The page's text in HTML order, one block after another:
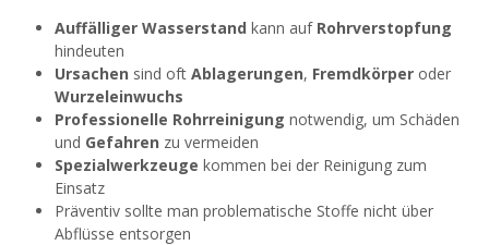
Auffälliger Wasserstand kann auf Rohrverstopfung
hindeuten
Ursachen sind oft Ablagerungen, Fremdkörper oder
Wurzeleinwuchs
Professionelle Rohrreinigung notwendig, um Schäden
und Gefahren zu vermeiden
Spezialwerkzeuge kommen bei der Reinigung zum
Einsatz
Präventiv sollte man problematische Stoffe nicht über
Abflüsse entsorgen